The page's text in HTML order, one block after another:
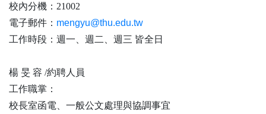
校內分機：21002
電子郵件： mengyu@thu.edu.tw
工作時段 ： 週一、週二、週三 皆全日
楊 旻 容 /約聘人員
工作職掌：
校長室函電、一般公文處理與協調事宜